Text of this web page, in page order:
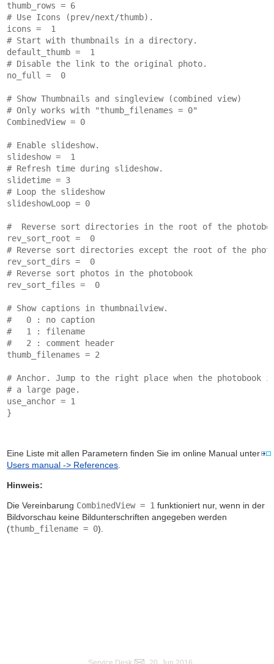
thumb_rows = 6
# Use Icons (prev/next/thumb).
icons =  1
# Start with thumbnails in a directory.
default_thumb =  1
# Disable the link to the original photo.
no_full =  0
# Show Thumbnails and singleview (combined view)
# Only works with "thumb_filenames = 0"
CombinedView = 0
# Enable slideshow.
slideshow =  1
# Refresh time during slideshow.
slidetime = 3
# Loop the slideshow
slideshowLoop = 0
#  Reverse sort directories in the root of the
rev_sort_root =  0
# Reverse sort directories except the root of the
rev_sort_dirs =  0
# Reverse sort photos in the photobook
rev_sort_files =  0
# Show captions in thumbnailview.
#   0 : no caption
#   1 : filename
#   2 : comment header
thumb_filenames = 2
# Anchor. Jump to the right place when the photobook
# a large page.
use_anchor = 1
}
Eine Liste mit allen Parametern finden Sie im online Manual unter
Users manual -> References
Hinweis:
Die Vereinbarung CombinedView = 1 funktioniert nur, wenn in der
Bildvorschau keine Bildunterschriften angegeben werden
(thumb_filename = 0).